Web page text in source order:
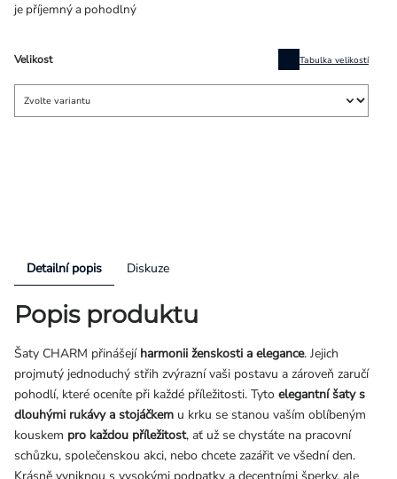
Velikost Tabulka velikostí
je příjemný a pohodlný
Detailní popis Diskuze
Popis produktu
Šaty CHARM přinášejí harmonii ženskosti a elegance. Jejich
projmutý jednoduchý střih zvýrazní vaši postavu a zároveň zaručí
pohodlí, které oceníte při každé příležitosti. Tyto elegantní šaty s
dlouhými rukávy a stojáčkem u krku se stanou vaším oblíbeným
kouskem pro každou příležitost, ať už se chystáte na pracovní
schůzku, společenskou akci, nebo chcete zazářit ve všední den.